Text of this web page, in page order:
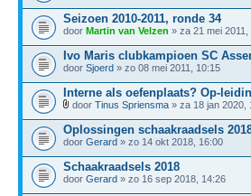
Seizoen 2010-2011, ronde 34
door Martin van Velzen » za 21 mei 2011,
Ivo Maris clubkampioen SC
door Sjoerd » zo 08 mei 2011, 10:15
Interne als oefenplaats? Op-
door Tinus Spriensma » za 18 jan 2020,
Oplossingen schaakraadsels
door Gerard » zo 14 okt 2018, 16:00
Schaakraadsels 2018
door Gerard » zo 16 sep 2018, 14:26